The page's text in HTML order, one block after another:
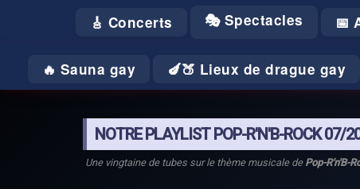
🎸 Concerts 🎭 Spectacles 📅
🔥 Sauna gay 🍆🍑 Lieux de drague gay
NOTRE PLAYLIST POP-R'N'B-ROCK 07/
Une vingtaine de tubes sur le thème musicale de Pop-R'n'B-